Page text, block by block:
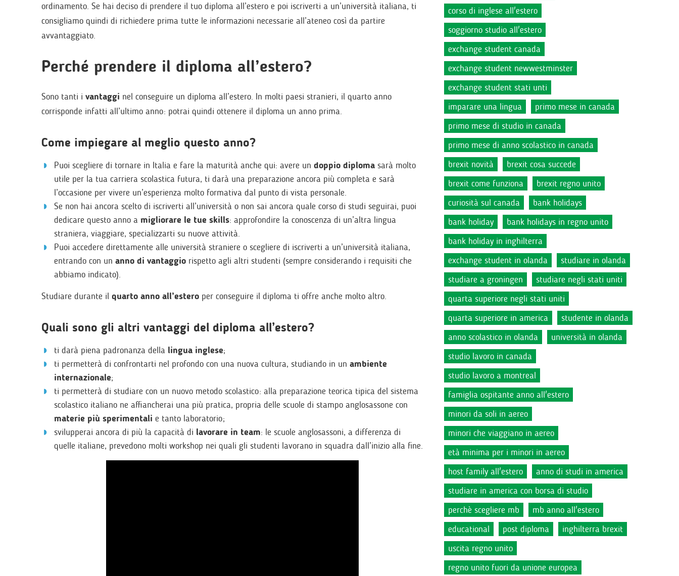
ordinamento. Se hai deciso di prendere il tuo diploma all’estero e poi iscriverti a un’università italiana, ti
consigliamo quindi di richiedere prima tutte le informazioni necessarie all’ateneo così da partire
avvantaggiato.
Perché prendere il diploma all’estero?
Sono tanti i vantaggi nel conseguire un diploma all’estero. In molti paesi stranieri, il quarto anno
corrisponde infatti all’ultimo anno: potrai quindi ottenere il diploma un anno prima.
Come impiegare al meglio questo anno?
Puoi scegliere di tornare in Italia e fare la maturità anche qui: avere un doppio diploma sarà molto
utile per la tua carriera scolastica futura, ti darà una preparazione ancora più completa e sarà
l’occasione per vivere un’esperienza molto formativa dal punto di vista personale.
Se non hai ancora scelto di iscriverti all’università o non sai ancora quale corso di studi seguirai, puoi
dedicare questo anno a migliorare le tue skills: approfondire la conoscenza di un’altra lingua
straniera, viaggiare, specializzarti su nuove attività.
Puoi accedere direttamente alle università straniere o scegliere di iscriverti a un’università italiana,
entrando con un anno di vantaggio rispetto agli altri studenti (sempre considerando i requisiti che
abbiamo indicato).
Studiare durante il quarto anno all’estero per conseguire il diploma ti offre anche molto altro.
Quali sono gli altri vantaggi del diploma all’estero?
ti darà piena padronanza della lingua inglese;
ti permetterà di confrontarti nel profondo con una nuova cultura, studiando in un ambiente
internazionale;
ti permetterà di studiare con un nuovo metodo scolastico: alla preparazione teorica tipica del sistema
scolastico italiano ne affiancherai una più pratica, propria delle scuole di stampo anglosassone con
materie più sperimentali e tanto laboratorio;
svilupperai ancora di più la capacità di lavorare in team: le scuole anglosassoni, a differenza di
quelle italiane, prevedono molti workshop nei quali gli studenti lavorano in squadra dall’inizio alla fine.
corso di inglese all'estero
soggiorno studio all'estero
exchange student canada
exchange student newwestminster
exchange student stati unti
imparare una lingua
primo mese in canada
primo mese di studio in canada
primo mese di anno scolastico in canada
brexit novità
brexit cosa succede
brexit come funziona
brexit regno unito
curiosità sul canada
bank holidays
bank holiday
bank holidays in regno unito
bank holiday in inghilterra
exchange student in olanda
studiare in olanda
studiare a groningen
studiare negli stati uniti
quarta superiore negli stati uniti
quarta superiore in america
studente in olanda
anno scolastico in olanda
università in olanda
studio lavoro in canada
studio lavoro a montreal
famiglia ospitante anno all'estero
minori da soli in aereo
minori che viaggiano in aereo
età minima per i minori in aereo
host family all'estero
anno di studi in america
studiare in america con borsa di studio
perchè scegliere mb
mb anno all'estero
educational
post diploma
inghilterra brexit
uscita regno unito
regno unito fuori da unione europea